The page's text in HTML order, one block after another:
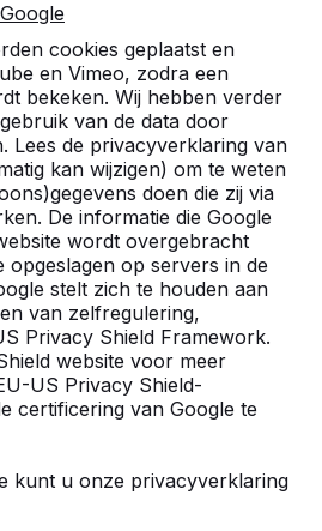
cookies geplaatst en
en Vimeo, zodra een
bekeken. Wij hebben verder
van de data door
Lees de privacyverklaring van
kan wijzigen) om te weten
doen die zij via
De informatie die Google
wordt overgebracht
opgeslagen op servers in de
stelt zich te houden aan
van zelfregulering,
Privacy Shield Framework.
website voor meer
US Privacy Shield-
certificering van Google te
kunt u onze privacyverklaring
en een goede service.
10-06-2024
smaak bij de kinderen.
fijne chauffeur die mee
op zijn plaats te krijgen.
17-11-2023
service
10-07-2020
in heel Europa en
hier waar bij u in de
product staat.